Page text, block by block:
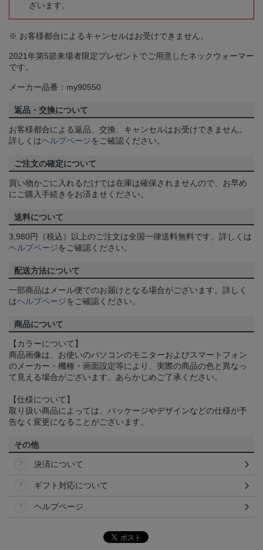
ざいます。
※ お客様都合によるキャンセルはお受けできません。
2021年第5節来場者限定プレゼントでご用意したネックウォーマー
です。
メーカー品番：my90550
返品・交換について
お客様都合による返品、交換、キャンセルはお受けできません。
詳しくはヘルプページをご確認ください。
ご注文の確定について
買い物かごに入れるだけでは在庫は確保されませんので、お早め
にご購入手続きをお済ませください。
送料について
3,980円（税込）以上のご注文は全国一律送料無料です。詳しくは
ヘルプページをご確認ください。
配送方法について
一部商品はメール便でのお届けとなる場合がございます。詳しく
はヘルプページをご確認ください。
商品について
【カラーについて】
商品画像は、お使いのパソコンのモニターおよびスマートフォン
のメーカー・機種・画面設定等により、実際の商品の色と異なっ
て見える場合がございます。あらかじめご了承ください。
【仕様について】
取り扱い商品によっては、パッケージやデザインなどの仕様が予
告なく変更になることがございます。
その他
決済について
ギフト対応について
ヘルプページ